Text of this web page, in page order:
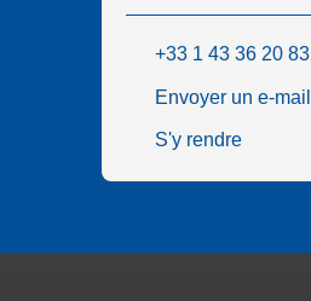
+33 1 43 36 20 83
Envoyer un e-mail
S'y rendre